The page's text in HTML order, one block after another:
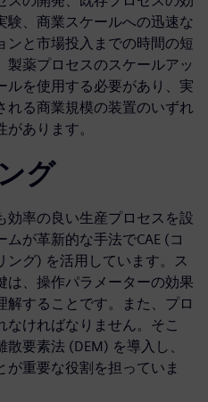
験、商業スケールへの迅速な
ンと市場投入までの時間の短
薬プロセスのスケールアッ
ルを使用する必要があり、実
れる商業規模の装置のいずれ
あります。
グ
効率の良い生産プロセスを設
が革新的な手法でCAE (コ
ング) を活用しています。ス
は、操作パラメーターの効果
解することです。また、プロ
ければなりません。そこ
要素法 (DEM) を導入し、
が重要な役割を担っていま